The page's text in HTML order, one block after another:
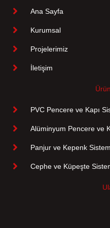
Ana Sayfa
Kurumsal
Projelerimiz
İletişim
PVC Pencere ve Kapı
Alüminyum Pencere ve
Panjur ve Kepenk
Cephe ve Küpeşte